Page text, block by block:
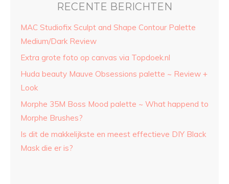
RECENTE BERICHTEN
MAC Studiofix Sculpt and Shape Contour Palette
Medium/Dark Review
Extra grote foto op canvas via Topdoek.nl
Huda beauty Mauve Obsessions palette ~ Review +
Look
Morphe 35M Boss Mood palette ~ What happend to
Morphe Brushes?
Is dit de makkelijkste en meest effectieve DIY Black
Mask die er is?